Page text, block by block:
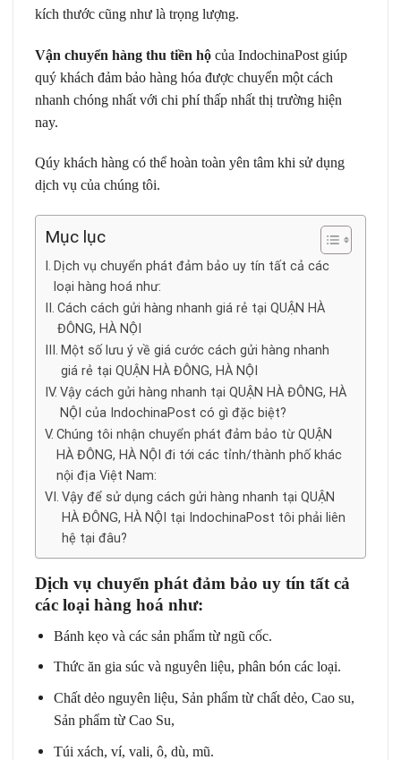
kích thước cũng như là trọng lượng.
Vận chuyển hàng thu tiền hộ của IndochinaPost giúp
quý khách đảm bảo hàng hóa được chuyển một cách
nhanh chóng nhất với chi phí thấp nhất thị trường hiện
nay.
Qúy khách hàng có thể hoàn toàn yên tâm khi sử dụng
dịch vụ của chúng tôi.
Mục lục
Dịch vụ chuyển phát đảm bảo uy tín tất cả các
loại hàng hoá như:
Cách cách gửi hàng nhanh giá rẻ tại QUẬN HÀ
ĐÔNG, HÀ NỘI
Một số lưu ý về giá cước cách gửi hàng nhanh
giá rẻ tại QUẬN HÀ ĐÔNG, HÀ NỘI
Vậy cách gửi hàng nhanh tại QUẬN HÀ ĐÔNG, HÀ
NỘI của IndochinaPost có gì đặc biệt?
Chúng tôi nhận chuyển phát đảm bảo từ QUẬN
HÀ ĐÔNG, HÀ NỘI đi tới các tỉnh/thành phố khác
nội địa Việt Nam:
Vậy để sử dụng cách gửi hàng nhanh tại QUẬN
HÀ ĐÔNG, HÀ NỘI tại IndochinaPost tôi phải liên
hệ tại đâu?
Dịch vụ chuyển phát đảm bảo uy tín tất cả
các loại hàng hoá như:
Bánh kẹo và các sản phẩm từ ngũ cốc.
Thức ăn gia súc và nguyên liệu, phân bón các loại.
Chất dẻo nguyên liệu, Sản phẩm từ chất dẻo, Cao su,
Sản phẩm từ Cao Su,
Túi xách, ví, vali, ô, dù, mũ.